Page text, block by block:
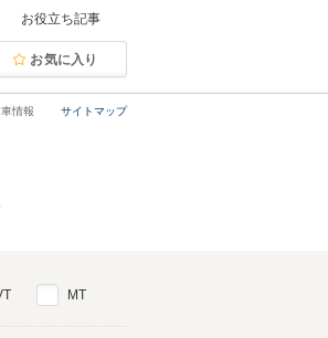
お役立ち記事
お気に入り
サイトマップ
情報
MT